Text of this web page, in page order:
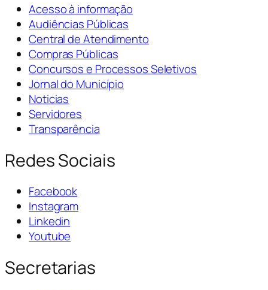
Acesso à informação
Audiências Públicas
Central de Atendimento
Compras Públicas
Concursos e Processos Seletivos
Jornal do Município
Noticias
Servidores
Transparência
Redes Sociais
Facebook
Instagram
Linkedin
Youtube
Secretarias